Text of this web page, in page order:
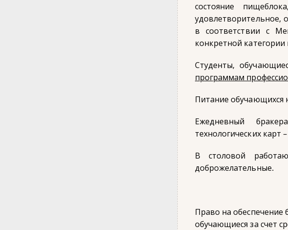
состояние
удовлетворительное,
в соответствии с
конкретной
Студенты,
программам
Питание обучающихся
Ежедневный
технологических карт
В столовой
доброжелательные.
Право на обеспечение
обучающиеся за счет